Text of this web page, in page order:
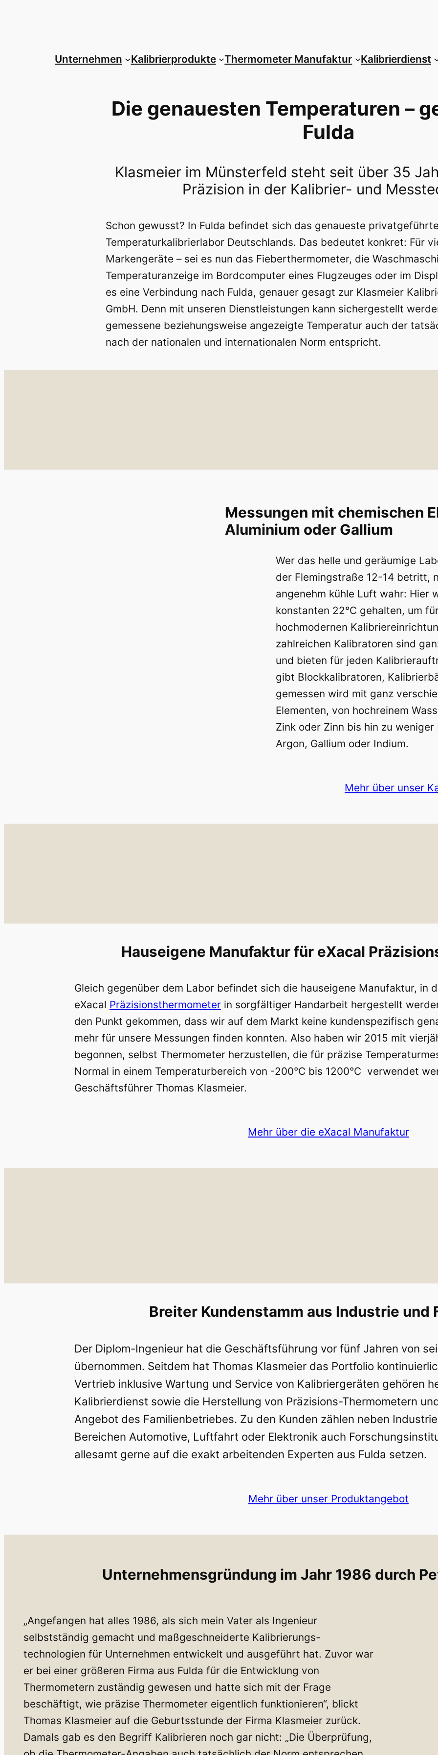
Unternehmen Kalibrierprodukte Thermometer Manufaktur Kalibrierdienst
Die genauesten Temperaturen –
Fulda
Klasmeier im Münsterfeld steht seit über 35
Präzision in der Kalibrier- und
Schon gewusst? In Fulda befindet sich das genaueste privatgeführte
Temperaturkalibrierlabor Deutschlands. Das bedeutet konkret: Für
Markengeräte – sei es nun das Fieberthermometer, die
Temperaturanzeige im Bordcomputer eines Flugzeuges oder im
es eine Verbindung nach Fulda, genauer gesagt zur Klasmeier
GmbH. Denn mit unseren Dienstleistungen kann sichergestellt
gemessene beziehungsweise angezeigte Temperatur auch der
nach der nationalen und internationalen Norm entspricht.
Messungen mit chemischen
Aluminium oder Gallium
Wer das helle und geräumige
der Flemingstraße 12-14 betritt,
angenehm kühle Luft wahr: Hier
konstanten 22°C gehalten, um
hochmodernen
zahlreichen Kalibratoren sind
und bieten für jeden
gibt Blockkalibratoren,
gemessen wird mit ganz
Elementen, von hochreinem
Zink oder Zinn bis hin zu
Argon, Gallium oder Indium.
Mehr über unser
Hauseigene Manufaktur für eXacal
Gleich gegenüber dem Labor befindet sich die hauseigene Manufaktur, in
eXacal Präzisionsthermometer in sorgfältiger Handarbeit hergestellt
den Punkt gekommen, dass wir auf dem Markt keine kundenspezifisch
mehr für unsere Messungen finden konnten. Also haben wir 2015 mit
begonnen, selbst Thermometer herzustellen, die für präzise
Normal in einem Temperaturbereich von -200°C bis 1200°C verwendet
Geschäftsführer Thomas Klasmeier.
Mehr über die eXacal Manufaktur
Breiter Kundenstamm aus Industrie und
Der Diplom-Ingenieur hat die Geschäftsführung vor fünf Jahren von
übernommen. Seitdem hat Thomas Klasmeier das Portfolio
Vertrieb inklusive Wartung und Service von Kalibriergeräten gehören
Kalibrierdienst sowie die Herstellung von Präzisions-Thermometern
Angebot des Familienbetriebes. Zu den Kunden zählen neben
Bereichen Automotive, Luftfahrt oder Elektronik auch
allesamt gerne auf die exakt arbeitenden Experten aus Fulda setzen.
Mehr über unser Produktangebot
Unternehmensgründung im Jahr 1986 durch
„Angefangen hat alles 1986, als sich mein Vater als Ingenieur
selbstständig gemacht und maßgeschneiderte Kalibrierungs-
technologien für Unternehmen entwickelt und ausgeführt hat. Zuvor war
er bei einer größeren Firma aus Fulda für die Entwicklung von
Thermometern zuständig gewesen und hatte sich mit der Frage
beschäftigt, wie präzise Thermometer eigentlich funktionieren“, blickt
Thomas Klasmeier auf die Geburtsstunde der Firma Klasmeier zurück.
Damals gab es den Begriff Kalibrieren noch gar nicht: „Die Überprüfung,